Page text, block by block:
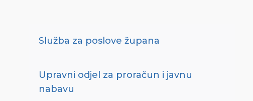
Služba za poslove župana
Upravni odjel za proračun i javnu
nabavu